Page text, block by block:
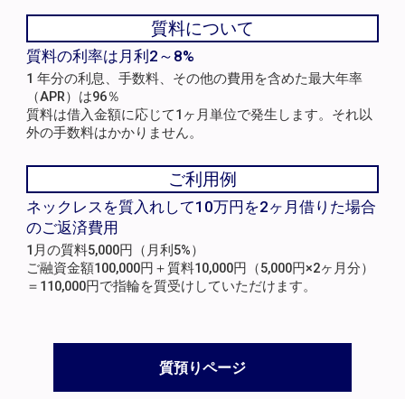
質料について
質料の利率は月利2～8%
1 年分の利息、手数料、その他の費用を含めた最大年率
（APR）は96％
質料は借入金額に応じて1ヶ月単位で発生します。それ以
外の手数料はかかりません。
ご利用例
ネックレスを質入れして10万円を2ヶ月借りた場合
のご返済費用
1月の質料5,000円（月利5%）
ご融資金額100,000円＋質料10,000円（5,000円×2ヶ月分）
＝110,000円で指輪を質受けしていただけます。
質預りページ